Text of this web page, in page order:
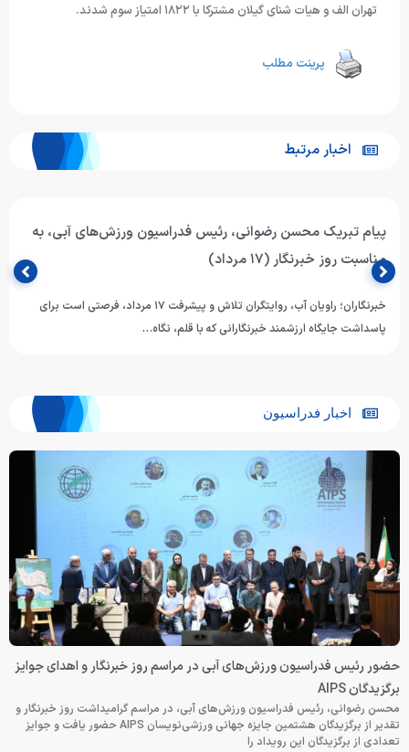
تهران الف و هیات شنای گیلان مشترکا با ١٨٢٢ امتیاز سوم شدند.
پرینت مطلب
اخبار مرتبط
پیام تبریک محسن رضوانی، رئیس فدراسیون ورزش‌های آبی، به
مناسبت روز خبرنگار (۱۷ مرداد)
خبرنگاران؛ راویان آب، روایتگران تلاش و پیشرفت ۱۷ مرداد، فرصتی است برای
پاسداشت جایگاه ارزشمند خبرنگارانی که با قلم، نگاه…
اخبار فدراسیون
حضور رئیس فدراسیون ورزش‌های آبی در مراسم روز خبرنگار و اهدای جوایز
برگزیدگان AIPS
محسن رضوانی، رئیس فدراسیون ورزش‌های آبی، در مراسم گرامیداشت روز خبرنگار و
تقدیر از برگزیدگان هشتمین جایزه جهانی ورزشی‌نویسان AIPS حضور یافت و جوایز
تعدادی از برگزیدگان این رویداد را